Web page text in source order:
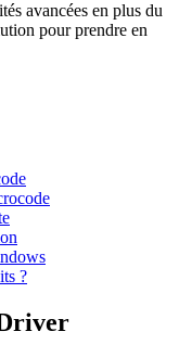
avancées en plus du
pour prendre en
?